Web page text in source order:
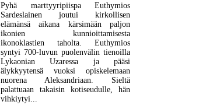
Pyhä marttyyripiispa Euthymios
Sardeslainen joutui kirkollisen
elämänsä aikana kärsimään paljon
ikonien kunnioittamisesta
ikonoklastien taholta. Euthymios
syntyi 700-luvun puolenvälin tienoilla
Lykaonian Uzaressa ja pääsi
älykkyytensä vuoksi opiskelemaan
nuorena Aleksandriaan. Sieltä
palattuaan takaisin kotiseudulle, hän
vihkiytyi...